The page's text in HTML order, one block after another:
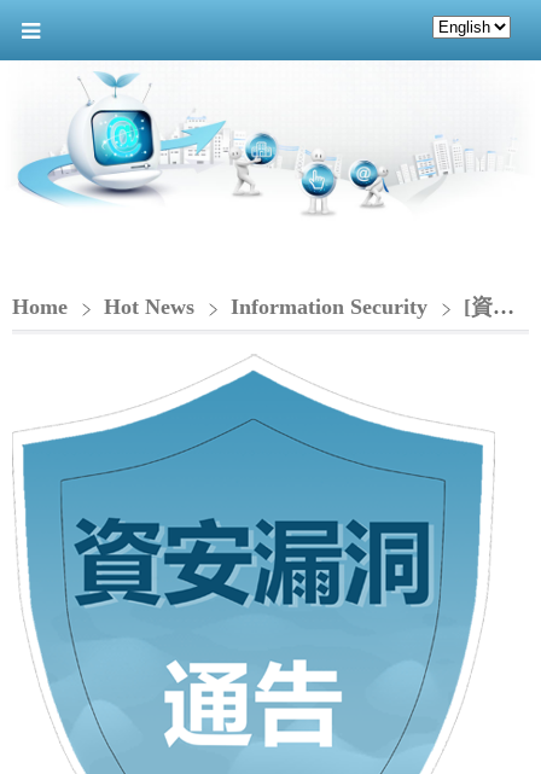
Home Hot News Information Security [資安漏洞通知-CIO]_Splunk 產品存在多個漏洞